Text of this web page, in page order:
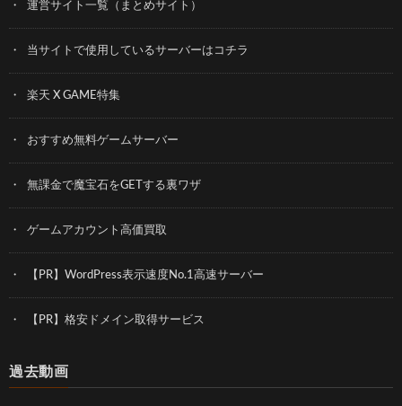
運営サイト一覧（まとめサイト）
当サイトで使用しているサーバーはコチラ
楽天 X GAME特集
おすすめ無料ゲームサーバー
無課金で魔宝石をGETする裏ワザ
ゲームアカウント高価買取
【PR】WordPress表示速度No.1高速サーバー
【PR】格安ドメイン取得サービス
過去動画